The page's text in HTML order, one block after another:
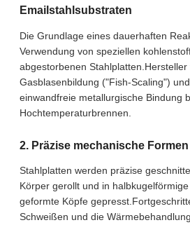
Emailstahlsubstraten
Die Grundlage eines dauerhaften
Verwendung von speziellen
abgestorbenen Stahlplatten.Hersteller
Gasblasenbildung ("Fish-Scaling")
einwandfreie metallurgische Bindung
Hochtemperaturbrennen.
2. Präzise mechanische
Stahlplatten werden präzise
Körper gerollt und in
geformte Köpfe
Schweißen und die